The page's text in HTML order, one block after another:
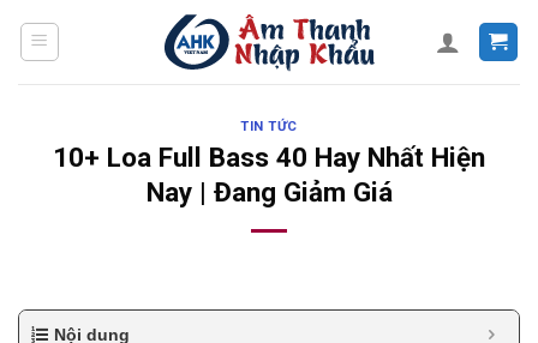
TIN TỨC
10+ Loa Full Bass 40 Hay Nhất Hiện
Nay | Đang Giảm Giá
Nội dung